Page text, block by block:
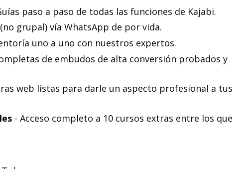
paso a paso de todas las funciones de Kajabi.
grupal) vía WhatsApp de por vida.
uno a uno con nuestros expertos.
de embudos de alta conversión probados y
web listas para darle un aspecto profesional a tus
- Acceso completo a 10 cursos extras entre los que